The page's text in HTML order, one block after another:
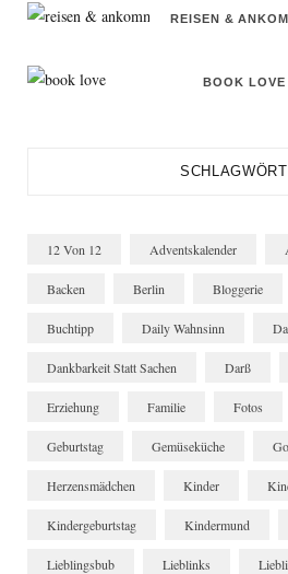
REISEN &
BOOK LOVE
12 Von 12 Adventskalender
Backen Berlin Bloggerie
Buchtipp Daily Wahnsinn
Dankbarkeit Statt Sachen Darß
Erziehung Familie Fotos
Geburtstag Gemüseküche
Herzensmädchen Kinder
Kindergeburtstag Kindermund
Lieblingsbub Lieblinks